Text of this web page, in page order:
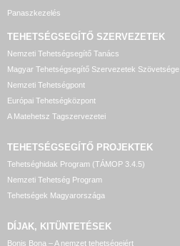
Panaszkezelés
TEHETSÉGSEGÍTŐ SZERVEZETEK
Nemzeti Tehetségsegítő Tanács
Magyar Tehetségsegítő Szervezetek Szövetsége
Nemzeti Tehetségpont
Európai Tehetségközpont
A Matehetsz Tagszervezetei
TEHETSÉGSEGÍTŐ PROJEKTEK
Tehetséghidak Program (TÁMOP 3.4.5)
Nemzeti Tehetség Program
Tehetségek Magyarországa
DÍJAK, KITÜNTETÉSEK
Bonis Bona – A nemzet tehetségeiért